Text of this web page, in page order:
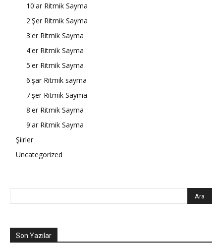
10'ar Ritmik Sayma
2'Şer Ritmik Sayma
3'er Ritmik Sayma
4'er Ritmik Sayma
5'er Ritmik Sayma
6'şar Ritmik sayma
7'şer Ritmik Sayma
8'er Ritmik Sayma
9'ar Ritmik Sayma
Şiirler
Uncategorized
Son Yazılar